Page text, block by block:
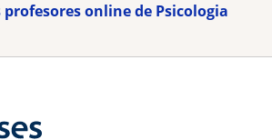
profesores online de Psicologia